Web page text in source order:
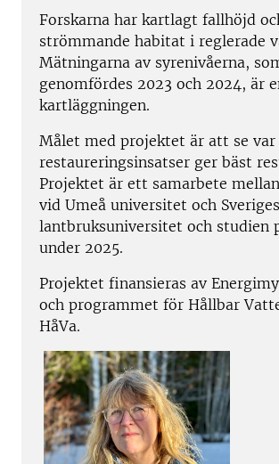
Forskarna har kartlagt fallhöjd
strömmande habitat i reglerade
Mätningarna av syrenivåerna,
genomfördes 2023 och 2024, är
kartläggningen.
Målet med projektet är att se var
restaureringsinsatser ger bäst
Projektet är ett samarbete
vid Umeå universitet och Sveriges
lantbruksuniversitet och studien
under 2025.
Projektet finansieras av
och programmet för Hållbar
HåVa.